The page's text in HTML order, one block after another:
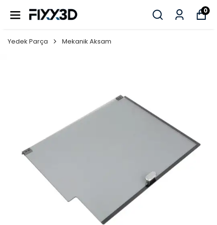
0
Yedek Parça Mekanik Aksam